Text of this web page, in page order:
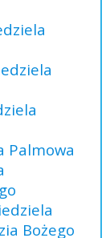
Palmowa
Bożego